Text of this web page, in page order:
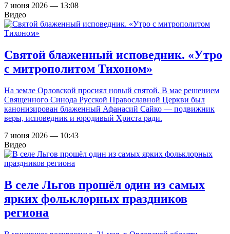
7 июня 2026 — 13:08
Видео
Святой блаженный исповедник. «Утро
с митрополитом Тихоном»
На земле Орловской просиял новый святой. В мае решением
Священного Синода Русской Православной Церкви был
канонизирован блаженный Афанасий Сайко — подвижник
веры, исповедник и юродивый Христа ради.
7 июня 2026 — 10:43
Видео
В селе Льгов прошёл один из самых
ярких фольклорных праздников
региона